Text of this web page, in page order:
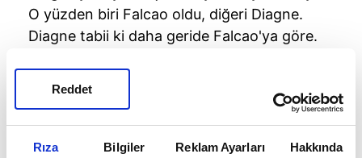
Rıza Bilgiler Reklam Ayarları Hakkında
Reddet
O yüzden biri Falcao oldu, diğeri Diagne.
Diagne tabii ki daha geride Falcao'ya göre.